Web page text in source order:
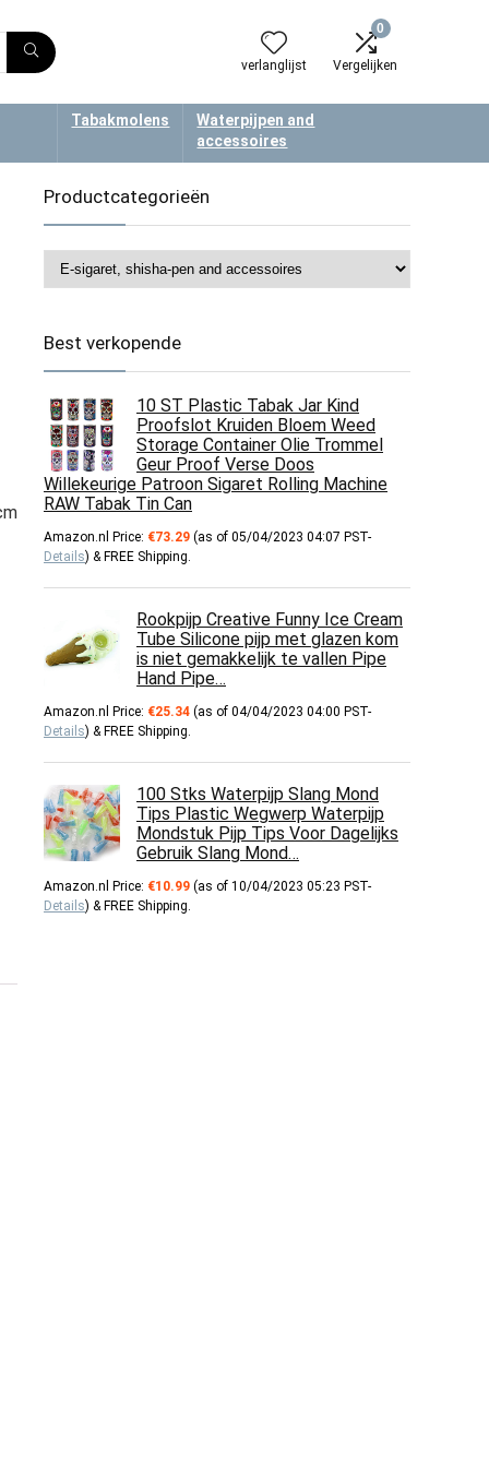
verlanglijst
0
Vergelijken
Tabakmolens
Waterpijpen and
accessoires
Productcategorieën
Best verkopende
10 ST Plastic Tabak Jar Kind
Proofslot Kruiden Bloem Weed
Storage Container Olie Trommel
Geur Proof Verse Doos
Willekeurige Patroon Sigaret Rolling Machine
RAW Tabak Tin Can
Amazon.nl Price: €73.29 (as of 05/04/2023 04:07 PST-
Details) & FREE Shipping.
Rookpijp Creative Funny Ice Cream
Tube Silicone pijp met glazen kom
is niet gemakkelijk te vallen Pipe
Hand Pipe…
Amazon.nl Price: €25.34 (as of 04/04/2023 04:00 PST-
Details) & FREE Shipping.
100 Stks Waterpijp Slang Mond
Tips Plastic Wegwerp Waterpijp
Mondstuk Pijp Tips Voor Dagelijks
Gebruik Slang Mond…
Amazon.nl Price: €10.99 (as of 10/04/2023 05:23 PST-
Details) & FREE Shipping.